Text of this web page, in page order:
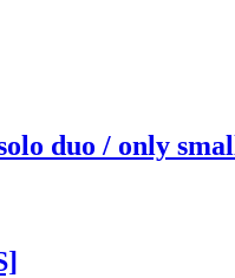
duo / only